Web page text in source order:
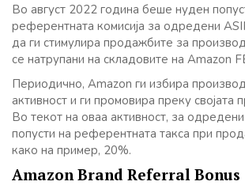
Во август 2022 година беше нуден
референтната комисија за одредени
да ги стимулира продажбите за
се натрупани на складовите на Amazon
Периодично, Amazon ги избира
активност и ги промовира преку својата
Во текот на оваа активност, за
попусти на референтната такса при
како на пример, 20%.
Amazon Brand Referral Bonus